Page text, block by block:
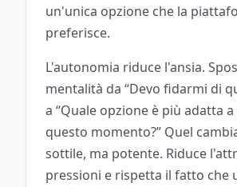
un'unica opzione che la
preferisce.
L'autonomia riduce l'ansia.
mentalità da “Devo fidarmi di
a “Quale opzione è più adatta
questo momento?” Quel
sottile, ma potente. Riduce
pressioni e rispetta il fatto che